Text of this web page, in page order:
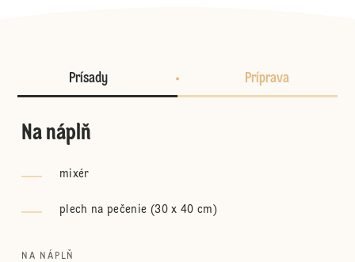
Prísady Príprava
Na náplň
mixér
plech na pečenie (30 x 40 cm)
NA NÁPLŇ